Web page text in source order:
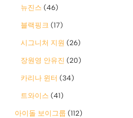
뉴진스 (46)
블랙핑크 (17)
시그니처 지원 (26)
장원영 안유진 (20)
카리나 윈터 (34)
트와이스 (41)
아이돌 보이그룹 (112)